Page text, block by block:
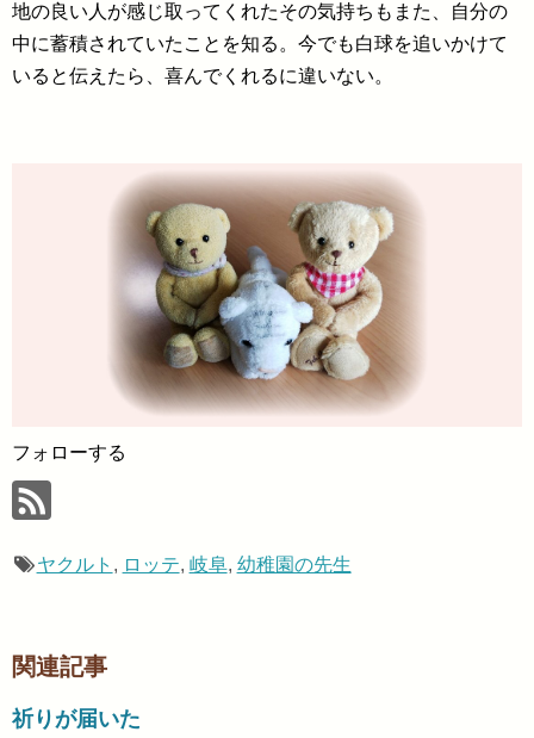
地の良い人が感じ取ってくれたその気持ちもまた、自分の
中に蓄積されていたことを知る。今でも白球を追いかけて
いると伝えたら、喜んでくれるに違いない。
フォローする
ヤクルト , ロッテ, 岐阜, 幼稚園の先生
関連記事
祈りが届いた